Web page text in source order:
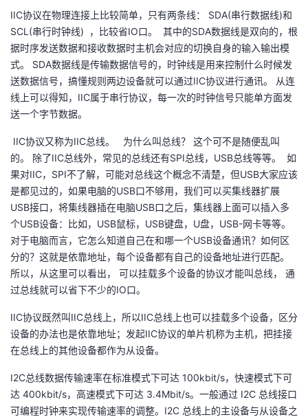
博
客
的
论
坛
我
的
圈
我
的
播
我
活
动
的
关
注
我
的
开
发
学
我
的
Programs
我
的
持
的
我
IIC协议在物理连接上比较简单，只有两条线： SDA(串行数据线)和
SCL(串行时钟线) ，比较省IO口。 其中的SDA数据线是双向的，根
据时序发送数据和接收数据时主机会对应的切换自身的输入输出模
式。 SDA数据线是传输数据信号的，时钟线是用来控制什么时候发
送数据信号，搞懂规则两边设备就可以通过IIC协议进行通讯。 从连
线上可以得知，IIC属于串行协议，每一次的时钟信号只能单方面发
送一个字节数据。
IIC协议又称为IIC总线。 为什么叫总线？ 这个可不是随便乱叫
的。 除了IIC总线外，常见的总线还有SPI总线，USB总线等等。 如
果对IIC，SPI不了解，可能对总线这个概念不清楚，但USB大家应该
是都见过的，如果电脑的USB口不够用，我们可以买集线器扩展
USB接口，将集线器插在电脑USB口之后，集线器上面可以插入多
个USB设备：比如，USB鼠标，USB键盘，U盘，USB-网卡等等。
对于电脑而言，它怎么知道自己在和哪一个USB设备通讯？如何区
分的？这就是依靠地址，每个设备都有自己的设备地址进行匹配。
所以，从这里可以看出， 可以挂载多个设备的协议才能叫总线， 通
过总线就可以省下不少的IO口。
IIC协议既然叫IIC总线上，所以IIC总线上也可以挂载多个设备，区分
设备的办法也是依靠地址；发起IIC协议的单片机称为主机，把挂接
在总线上的其他设备都作为从设备。
I2C总线数据传输速率在标准模式下可达 100kbit/s，快速模式下可
达 400kbit/s，高速模式下可达 3.4Mbit/s。一般通过 I2C 总线接口
可编程时钟来实现传输速率的调整。I2C 总线上的主设备与从设备之